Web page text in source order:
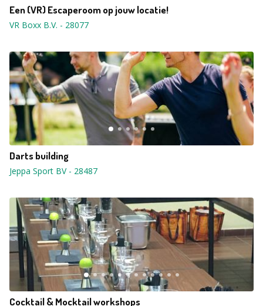
Een (VR) Escaperoom op jouw locatie!
VR Boxx B.V. - 28077
Darts building
Jeppa Sport BV- 28487
Cocktail & Mocktail workshops